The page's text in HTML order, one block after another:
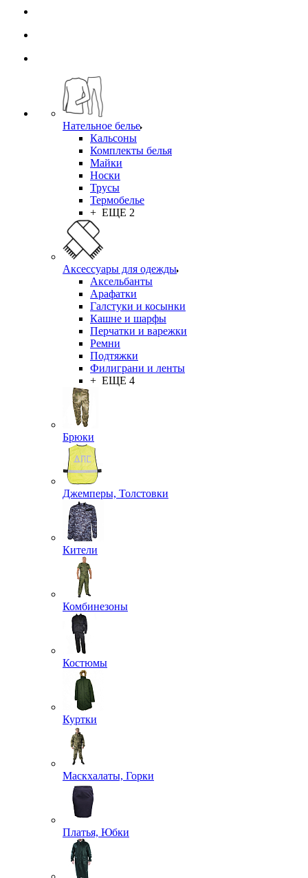
Нательное белье
Кальсоны
Комплекты белья
Майки
Носки
Трусы
Термобелье
+ ЕЩЕ 2
Аксессуары для одежды
Аксельбанты
Арафатки
Галстуки и косынки
Кашне и шарфы
Перчатки и варежки
Ремни
Подтяжки
Филиграни и ленты
+ ЕЩЕ 4
Брюки
Джемперы, Толстовки
Кители
Комбинезоны
Костюмы
Куртки
Маскхалаты, Горки
Платья, Юбки